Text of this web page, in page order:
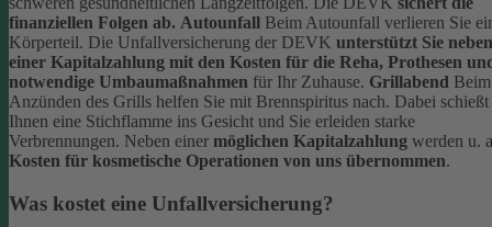
finanziellen Folgen ab. Autounfall Beim Autounfall verlieren Sie
Körperteil. Die Unfallversicherung der DEVK unterstützt Sie neben
einer Kapitalzahlung mit den Kosten für die Reha, Prothesen
notwendige Umbaumaßnahmen für Ihr Zuhause. Grillabend Beim
Anzünden des Grills helfen Sie mit Brennspiritus nach. Dabei schießt
Ihnen eine Stichflamme ins Gesicht und Sie erleiden starke
Verbrennungen. Neben einer möglichen Kapitalzahlung werden u.
Kosten für kosmetische Operationen von uns übernommen.
Was kostet eine Unfallversicherung?